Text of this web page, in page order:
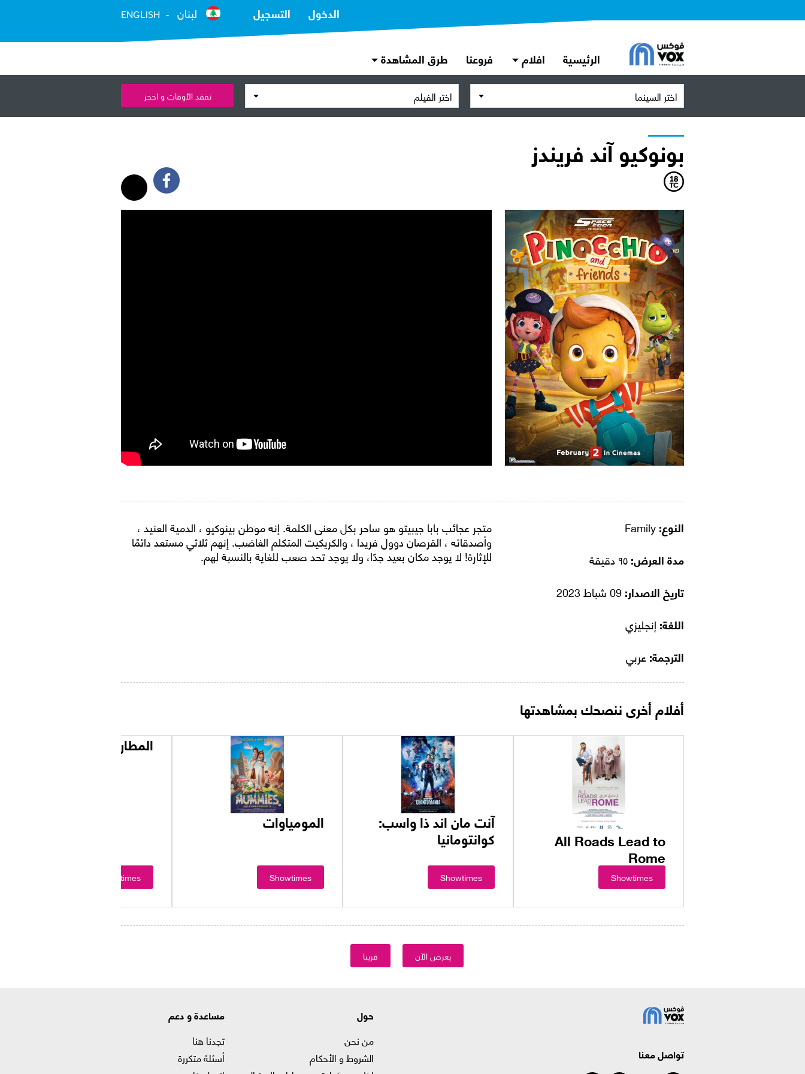
الدخول التسجيل لبنان ENGLISH
الرئيسية افلام فروعنا طرق المشاهدة
اختر السينما اختر الفيلم تفقد الأوقات و احجز
بونوكيو آند فريندز
النوع:
مدة العرض:
تاريخ الاصدار:
اللغة: إنجليزي
الترجمة: عربي
متجر عجائب بابا جيبيتو هو ساحر بكل معنى الكلمة. إنه موطن بينوكيو ، الدمية العنيد ،
وأصدقائه ، القرصان دوول فريدا ، والكريكيت المتكلم الغاضب. إنهم ثلاثي مستعد دائمًا
للإثارة! لا يوجد مكان بعيد جدًا، ولا يوجد تحد صعب للغاية بالنسبة لهم.
أفلام أخرى ننصحك بمشاهدتها
All Roads Lead to
Rome
Showtimes
آنت مان اند ذا واسب:
كوانتومانيا
Showtimes
المومياوات
Showtimes
المطاريد
Showtimes
يعرض الآن قريبا
تواصل معنا
حول
من نحن
الشروط و الأحكام
مساعدة و دعم
تجدنا هنا
أسئلة متكررة